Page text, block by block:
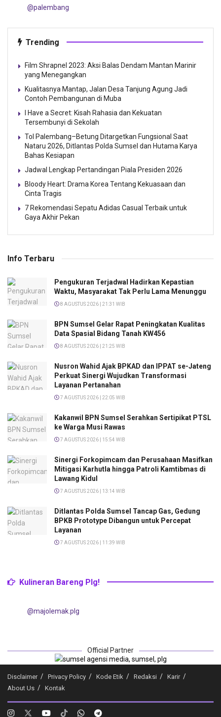
@palembang
Trending
Film Shrapnel 2023: Aksi Balas Dendam Mantan Marinir
yang Menegangkan
Kualitasnya Mantap, Jalan Desa Tanjung Agung Jadi
Contoh Pembangunan di Muba
I Have a Secret: Kisah Rahasia dan Kekuatan
Tersembunyi di Sekolah
Tol Palembang–Betung Ditargetkan Fungsional Saat
Nataru 2026, Ditlantas Polda Sumsel dan Hutama Karya
Bahas Kesiapan
Jadwal Lengkap Pertandingan Piala Presiden 2026
Bloody Heart: Drama Korea Tentang Kekuasaan dan
Cinta Tragis
7 Rekomendasi Sepatu Adidas Casual Terbaik untuk
Gaya Akhir Pekan
Info Terbaru
Pengukuran Terjadwal Hadirkan Kepastian
Waktu, Masyarakat Tak Perlu Lama Menunggu
8 AGUSTUS 2026 | 21:31 WIB
BPN Sumsel Gelar Rapat Peningkatan Kualitas
Data Spasial Bidang Tanah KW456
8 AGUSTUS 2026 | 21:25 WIB
Nusron Wahid Ajak BPKAD dan IPPAT se-Jateng
Perkuat Sinergi Wujudkan Transformasi
Layanan Pertanahan
7 AGUSTUS 2026 | 22:05 WIB
Kakanwil BPN Sumsel Serahkan Sertipikat PTSL
ke Warga Musi Rawas
7 AGUSTUS 2026 | 15:54 WIB
Sinergi Forkopimcam dan Perusahaan Masifkan
Mitigasi Karhutla hingga Patroli Kamtibmas di
Lawang Kidul
7 AGUSTUS 2026 | 13:14 WIB
Ditlantas Polda Sumsel Tancap Gas, Gedung
BPKB Prototype Dibangun untuk Percepat
Layanan
7 AGUSTUS 2026 | 11:39 WIB
Kulineran Bareng Plg!
@majolemak.plg
Official Partner
Disclaimer Privacy Policy Kode Etik Redaksi
Karir
About Us
Kontak